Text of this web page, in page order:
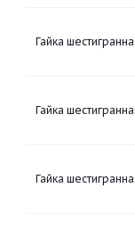
Гайка
Гайка
Гайка